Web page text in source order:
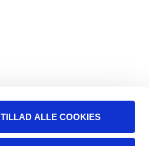
TILLAD ALLE COOKIES